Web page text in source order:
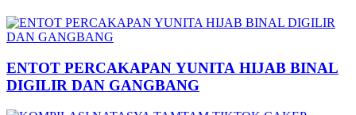
ENTOT PERCAKAPAN YUNITA HIJAB BINAL
DIGILIR DAN GANGBANG